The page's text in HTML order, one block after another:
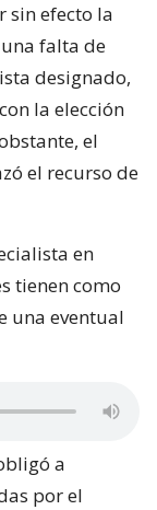
sin efecto la
falta de
designado,
la elección
el
el recurso de
en
tienen como
una eventual
a
por el